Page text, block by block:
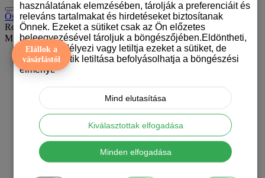
Összehasonlítás (0)
Rendezés:
Mutat:
Elállok a
vásárlástól
használatának elemzésében, tárolják a preferenciáit és
releváns tartalmakat és hirdetéseket biztosítanak
Önnek. Ezeket a sütiket csak az Ön előzetes
beleegyezésével tároljuk a böngészőjében.Eldöntheti,
hogy engedélyezi vagy letiltja ezeket a sütiket, de
bizonyos sütik letiltása befolyásolhatja a böngészési
élményt.
Mind elutasítása
Kiválasztottak elfogadása
Minden elfogadása